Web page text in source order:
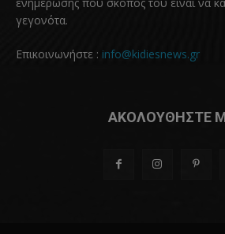
γεγονότα.
Επικοινωνήστε : info@kidiesnews.gr
ΑΚΟΛΟΥΘΗΣΤΕ